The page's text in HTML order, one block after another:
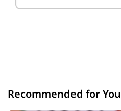
Recommended for You